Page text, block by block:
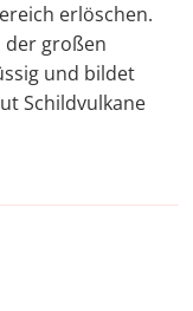
erlöschen.
der großen
und bildet
Schildvulkane